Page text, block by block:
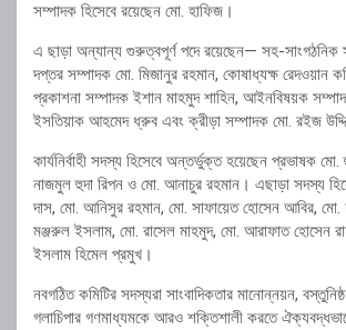
সম্পাদক হিসেবে রয়েছেন মো. হাফিজ।
এ ছাড়া অন্যান্য গুরুত্বপূর্ণ পদে রয়েছেন— সহ-সাংগঠনিক
দপ্তর সম্পাদক মো. মিজানুর রহমান, কোষাধ্যক্ষ রেদওয়ান
প্রকাশনা সম্পাদক ইশান মাহমুদ শাহিন, আইনবিষয়ক
ইসতিয়াক আহমেদ ধ্রুব এবং ক্রীড়া সম্পাদক মো. রইজ
কার্যনির্বাহী সদস্য হিসেবে অন্তর্ভুক্ত হয়েছেন প্রভাষক
নাজমুল হুদা রিপন ও মো. আনাচুর রহমান। এছাড়া সদস্য
দাস, মো. আনিসুর রহমান, মো. সাফায়েত হোসেন আবির, মো.
মঞ্জরুল ইসলাম, মো. রাসেল মাহমুদ, মো. আরাফাত হোসেন
ইসলাম হিমেল প্রমুখ।
নবগঠিত কমিটির সদস্যরা সাংবাদিকতার মানোন্নয়ন,
গলাচিপার গণমাধ্যমকে আরও শক্তিশালী করতে